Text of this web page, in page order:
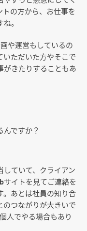
の方から、お仕事を
。
や運営もしているの
いただいた方やそこで
がきたりすることもあ
ですか？
していて、クライアン
サイトを見てご連絡を
。あとは社員の知り合
のつながりが大きいで
人でやる場合もあり